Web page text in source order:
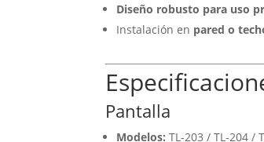
Diseño robusto para uso
Instalación en pared o
Pantalla
Modelos: TL-203 / TL-204 /